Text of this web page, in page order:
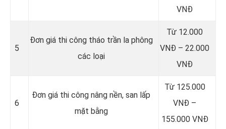
VNĐ
5
Đơn giá thi công tháo trần la phông
các loại
Từ 12.000
VNĐ – 22.000
VNĐ
6
Đơn giá thi công nâng nền, san lấp
mặt bằng
Từ 125.000
VNĐ –
155.000 VNĐ